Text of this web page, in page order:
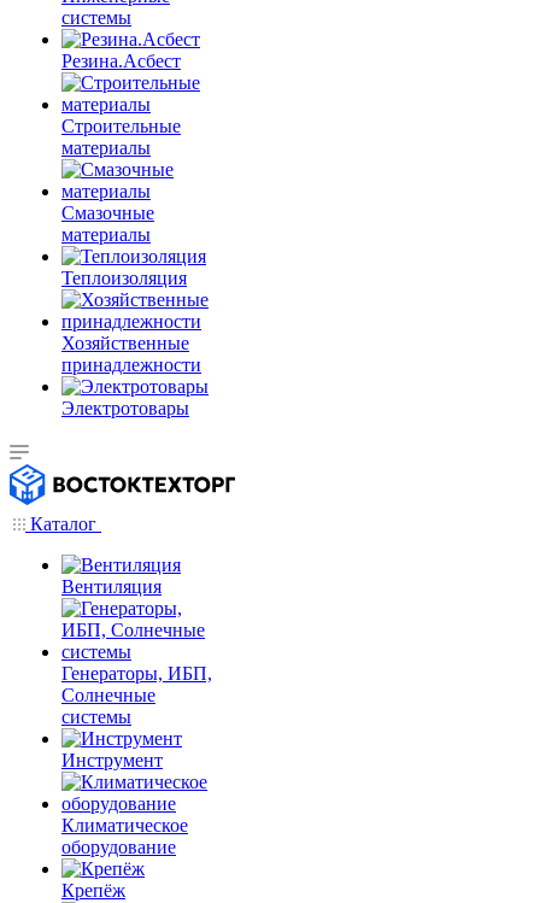
системы
Резина.Асбест
Строительные
материалы
Смазочные
материалы
Теплоизоляция
Хозяйственные
принадлежности
Электротовары
Каталог
Вентиляция
Генераторы, ИБП,
Солнечные
системы
Инструмент
Климатическое
оборудование
Крепёж